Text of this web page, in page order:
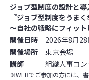
ジョブ型制度の設計と
『ジョブ型制度をうま
～自社の戦略にフィッ
開催日時
2026年8月
開催場所
東京会場
講師
組織人事コ
※WEBでご参加の方には、